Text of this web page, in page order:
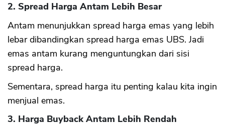
2. Spread Harga Antam Lebih Besar
Antam menunjukkan spread harga emas yang lebih
lebar dibandingkan spread harga emas UBS. Jadi
emas antam kurang menguntungkan dari sisi
spread harga.
Sementara, spread harga itu penting kalau kita ingin
menjual emas.
3. Harga Buyback Antam Lebih Rendah